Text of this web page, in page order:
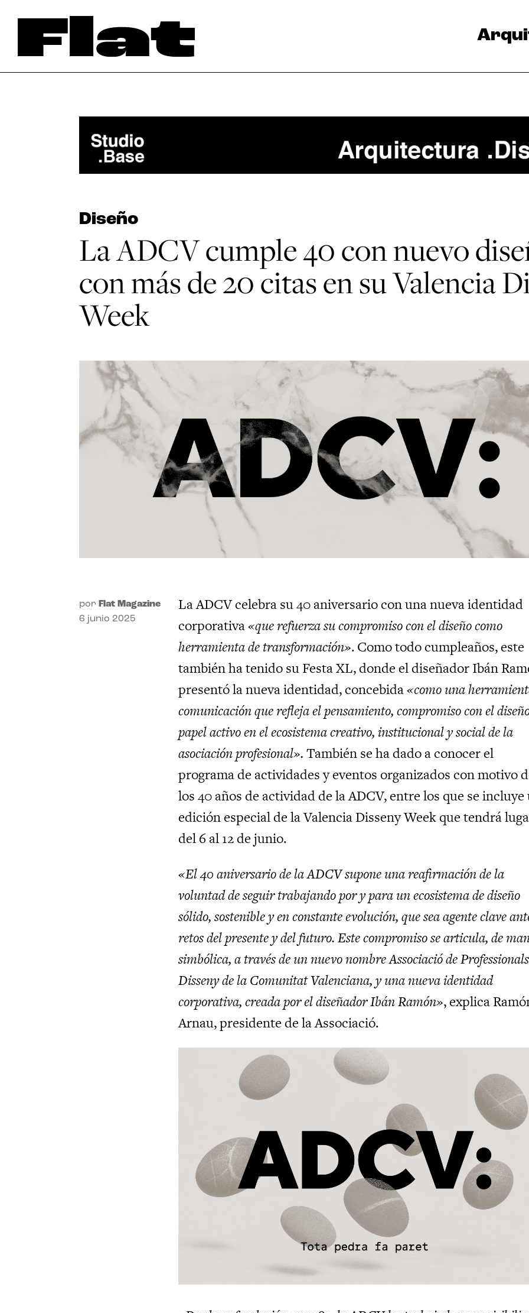
Diseño
La ADCV cumple 40 con nuevo
con más de 20 citas en su Valencia
Week
por Flat Magazine
6 junio 2025
La ADCV celebra su 40 aniversario con una nueva identidad
corporativa«que refuerza su compromiso con el diseño como
herramienta de transformación». Como todo cumpleaños, este
también ha tenido su Festa XL, donde el diseñador Ibán
presentó la nueva identidad, concebida«como una
comunicación que refleja el pensamiento, compromiso con el
papel activo en el ecosistema creativo, institucional y social de la
asociación profesional».También se ha dado a conocer el
programa de actividades y eventos organizados con motivo
los 40 años de actividad de la ADCV, entre los que se incluye
edición especial de la Valencia Disseny Week que tendrá
del 6 al 12 de junio.
«El 40 aniversario de la ADCV supone una reafirmación de la
voluntad de seguir trabajando por y para un ecosistema de diseño
sólido, sostenible y en constante evolución, que sea agente clave
retos del presente y del futuro. Este compromiso se articula, de
simbólica, a través de un nuevo nombre Associació de
Disseny de la Comunitat Valenciana, y una nueva identidad
corporativa, creada por el diseñador Ibán Ramón», explica
Arnau, presidente de la Associació.